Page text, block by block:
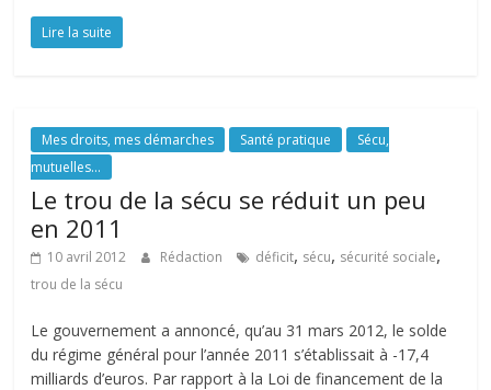
Lire la suite
Mes droits, mes démarches Santé pratique
Sécu,
mutuelles...
Le trou de la sécu se réduit un peu
en 2011
10 avril 2012 Rédaction déficit, sécu, sécurité sociale,
trou de la sécu
Le gouvernement a annoncé, qu’au 31 mars 2012, le solde
du régime général pour l’année 2011 s’établissait à -17,4
milliards d’euros. Par rapport à la Loi de financement de la